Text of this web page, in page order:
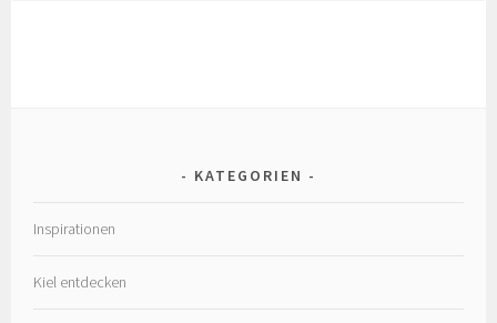
KATEGORIEN
Inspirationen
Kiel entdecken